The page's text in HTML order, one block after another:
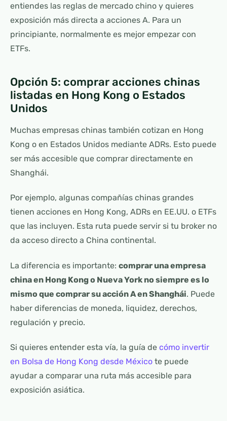
entiendes las reglas de mercado chino y quieres
exposición más directa a acciones A. Para un
principiante, normalmente es mejor empezar con
ETFs.
Opción 5: comprar acciones chinas
listadas en Hong Kong o Estados
Unidos
Muchas empresas chinas también cotizan en Hong
Kong o en Estados Unidos mediante ADRs. Esto puede
ser más accesible que comprar directamente en
Shanghái.
Por ejemplo, algunas compañías chinas grandes
tienen acciones en Hong Kong, ADRs en EE.UU. o ETFs
que las incluyen. Esta ruta puede servir si tu broker no
da acceso directo a China continental.
La diferencia es importante: comprar una empresa
china en Hong Kong o Nueva York no siempre es lo
mismo que comprar su acción A en Shanghái. Puede
haber diferencias de moneda, liquidez, derechos,
regulación y precio.
Si quieres entender esta vía, la guía de cómo invertir
en Bolsa de Hong Kong desde México te puede
ayudar a comparar una ruta más accesible para
exposición asiática.